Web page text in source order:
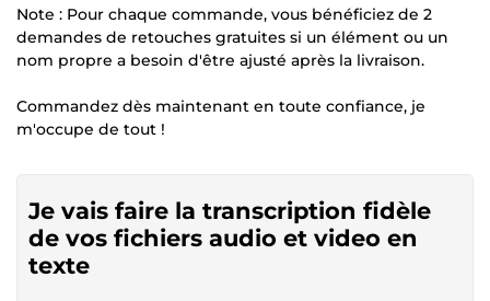
Note : Pour chaque commande, vous bénéficiez de 2
demandes de retouches gratuites si un élément ou un
nom propre a besoin d'être ajusté après la livraison.
Commandez dès maintenant en toute confiance, je
m'occupe de tout !
Je vais faire la transcription fidèle
de vos fichiers audio et video en
texte